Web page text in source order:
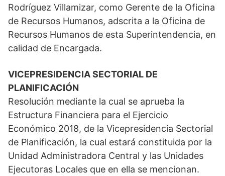
Rodríguez Villamizar, como Gerente de la Oficina
de Recursos Humanos, adscrita a la Oficina de
Recursos Humanos de esta Superintendencia, en
calidad de Encargada.
VICEPRESIDENCIA SECTORIAL DE
PLANIFICACIÓN
Resolución mediante la cual se aprueba la
Estructura Financiera para el Ejercicio
Económico 2018, de la Vicepresidencia Sectorial
de Planificación, la cual estará constituida por la
Unidad Administradora Central y las Unidades
Ejecutoras Locales que en ella se mencionan.